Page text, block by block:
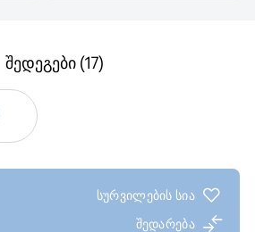
შედეგები (17)
სურვილების სია
შედარება